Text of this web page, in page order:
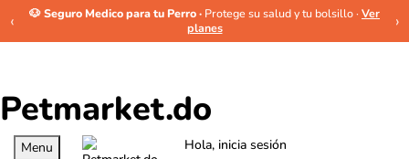
‹ 🐶 Seguro Medico para tu Perro · Protege su salud y tu bolsillo · Ver
planes
›
Petmarket.do
Menu Hola, inicia sesión